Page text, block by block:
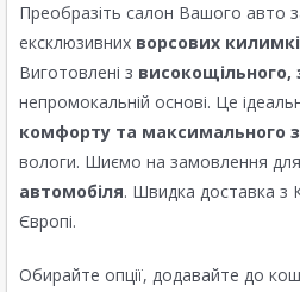
Преобразіть салон Вашого авто
ексклюзивних ворсових
Виготовлені з високощільного,
непромокальній основі. Це
комфорту та максимального
вологи. Шиємо на замовлення для
автомобіля. Швидка доставка з
Європі.
Обирайте опції, додавайте до